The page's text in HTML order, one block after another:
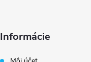
Informácie